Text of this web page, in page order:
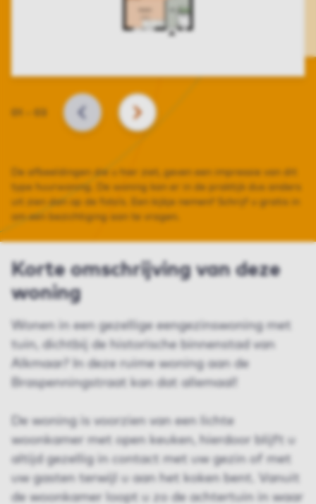
Slide
VORIGE VOLGENDE
De afbeeldingen die u hier ziet, geven een impressie van dit
type huurwoning. De woning kan er in de praktijk dus anders
uit zien dan op de foto’s. Een kijkje nemen? Schrijf u gratis in
om een bezichtiging aan te vragen.
Korte omschrijving van deze
woning
Wonen in een gezellige eengezinswoning met
tuin, dichtbij de historische binnenstad van
Alkmaar? In deze ruime woning aan de
Braspenningstraat kan dat allemaal!
De woning is voorzien van een lichte
woonkamer met open keuken, hierdoor blijft u
altijd gezellig in contact met uw gezin of met
uw gasten terwijl u aan het koken bent. Vanuit
de woonkamer loopt u zo de achtertuin in waar